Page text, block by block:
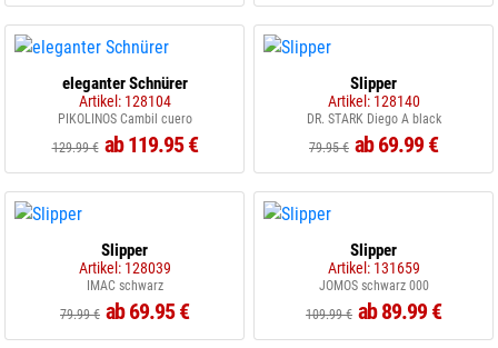
eleganter Schnürer
Artikel: 128104
PIKOLINOS Cambil cuero
129.99 € ab 119.95 €
Slipper
Artikel: 128140
DR. STARK Diego A black
79.95 € ab 69.99 €
Slipper
Artikel: 128039
IMAC schwarz
79.99 € ab 69.95 €
Slipper
Artikel: 131659
JOMOS schwarz 000
109.99 € ab 89.99 €